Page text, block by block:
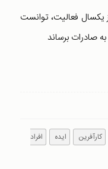
یکسال فعالیت، توانست
صادرات برساند
کارآفرین ایده
افراد